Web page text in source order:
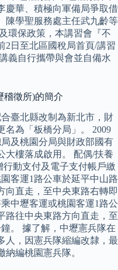
慶華、積極向軍備局爭取借
陳學聖服務處主任武九齡等
環保政策，本講習會『不
2日至北區國稅局首頁/講習
義自行攜帶與會並自備水
稽徵所)的簡介
臺北縣改制為新北市，財
名為「板橋分局」。 2009
及桃園分局與財政部國有
大樓落成啟用。 配偶/扶養
動支付及電子支付帳戶繳
客運1路公車於延平中山路
向直走，至中央東路右轉即
中壢客運或桃園客運1路公
路往中央東路方向直走，至
。 據了解，中壢憲兵隊在
人，因憲兵隊縮編改隸，最
編桃園憲兵隊。